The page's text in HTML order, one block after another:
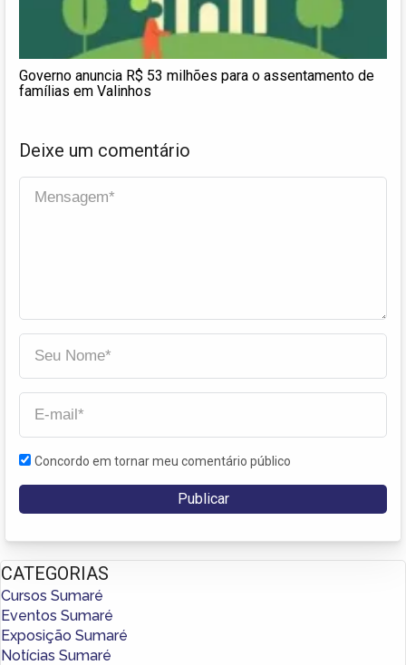
Governo anuncia R$ 53 milhões para o assentamento de
famílias em Valinhos
Deixe um comentário
Concordo em tornar meu comentário público
CATEGORIAS
Cursos Sumaré
Eventos Sumaré
Exposição Sumaré
Notícias Sumaré